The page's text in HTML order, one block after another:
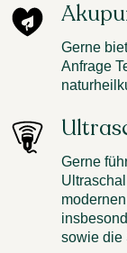
Gerne
Anfrage
Gerne
sowie die